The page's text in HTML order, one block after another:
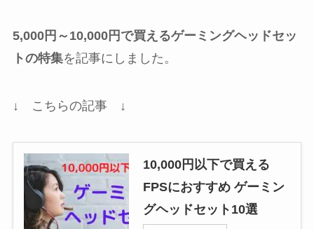
5,000円～10,000円で買えるゲーミングヘッドセッ
トの特集を記事にしました。
↓ こちらの記事 ↓
10,000円以下で買える
FPSにおすすめ ゲーミン
グヘッドセット10選